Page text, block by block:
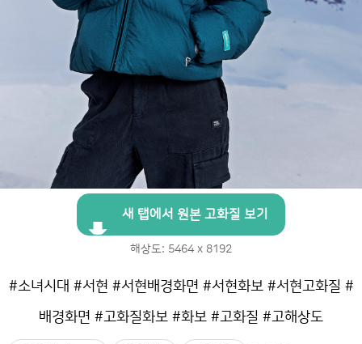
새 탭에서 원본 고화질 보기
해상도: 5464 x 8192
#소녀시대 #서현 #서현배경화면 #서현화보 #서현고화질 #
배경화면 #고화질화보 #화보 #고화질 #고해상도